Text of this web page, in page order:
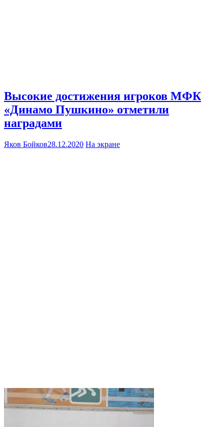
Высокие достижения игроков МФК
«Динамо Пушкино» отметили
наградами
Яков Бойков28.12.2020 На экране